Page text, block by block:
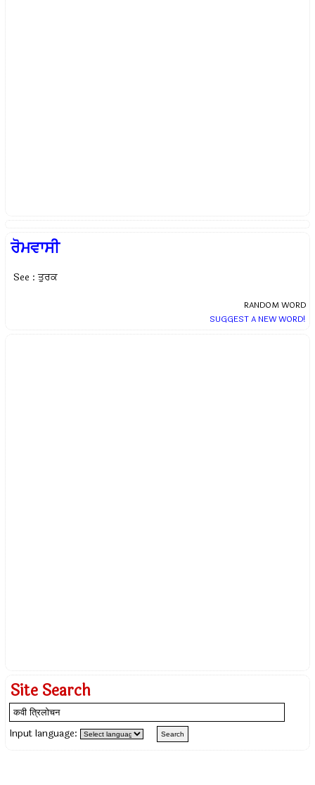
ਰੋਮਵਾਸੀ
See : ਤੁਰਕ
RANDOM WORD
SUGGEST A NEW WORD!
Site Search
Input language: